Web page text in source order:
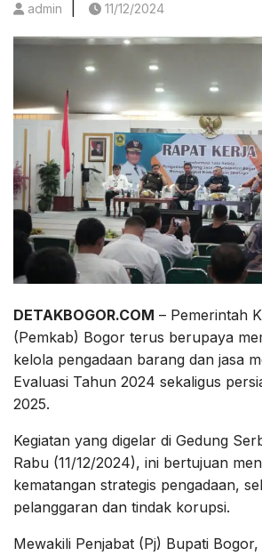
admin 11/12/2024
DETAKBOGOR.COM – Pemerintah
(Pemkab) Bogor terus berupaya
kelola pengadaan barang dan jasa
Evaluasi Tahun 2024 sekaligus
2025.
Kegiatan yang digelar di Gedung
Rabu (11/12/2024), ini bertujuan
kematangan strategis pengadaan,
pelanggaran dan tindak korupsi.
Mewakili Penjabat (Pj) Bupati